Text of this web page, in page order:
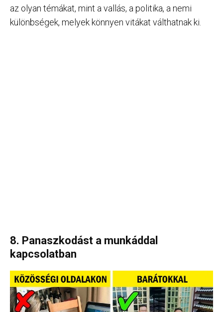
az olyan témákat, mint a vallás, a politika, a nemi
különbségek, melyek könnyen vitákat válthatnak ki.
8. Panaszkodást a munkáddal
kapcsolatban